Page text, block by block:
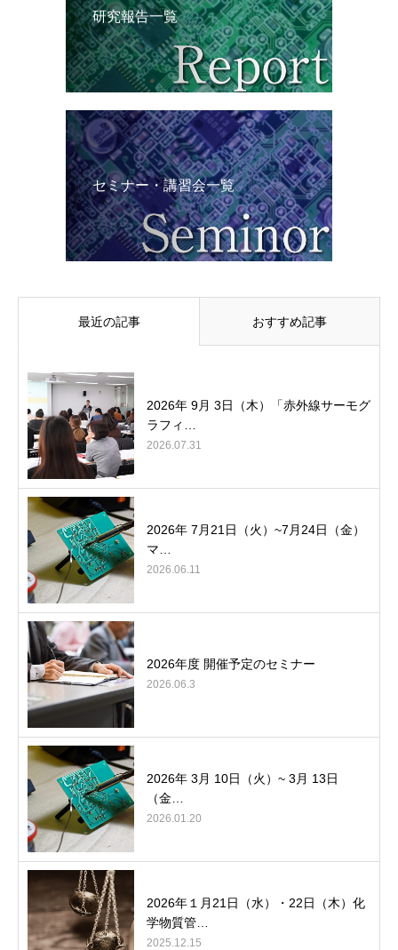
研究報告一覧
セミナー・講習会一覧
最近の記事 おすすめ記事
2026年 9月 3日（木）「赤外線サーモグ
ラフィ…
2026.07.31
2026年 7月21日（火）~7月24日（金）
マ…
2026.06.11
2026年度 開催予定のセミナー
2026.06.3
2026年 3月 10日（火）~ 3月 13日
（金…
2026.01.20
2026年１月21日（水）・22日（木）化
学物質管…
2025.12.15